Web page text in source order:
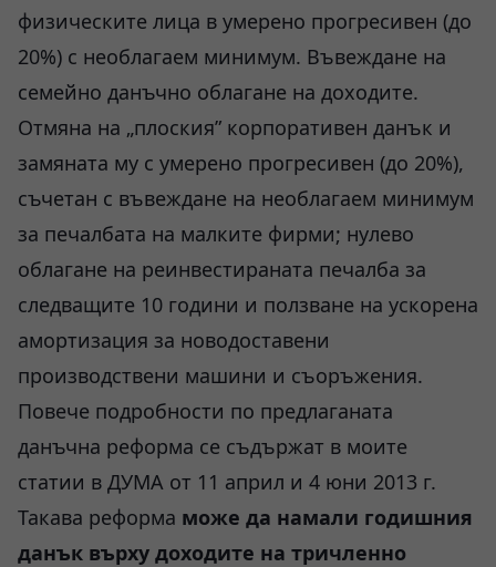
физическите лица в умерено прогресивен (до
20%) с необлагаем минимум. Въвеждане на
семейно данъчно облагане на доходите.
Отмяна на „плоския” корпоративен данък и
замяната му с умерено прогресивен (до 20%),
съчетан с въвеждане на необлагаем минимум
за печалбата на малките фирми; нулево
облагане на реинвестираната печалба за
следващите 10 години и ползване на ускорена
амортизация за новодоставени
производствени машини и съоръжения.
Повече подробности по предлаганата
данъчна реформа се съдържат в моите
статии в ДУМА от 11 април и 4 юни 2013 г.
Такава реформа може да намали годишния
данък върху доходите на тричленно